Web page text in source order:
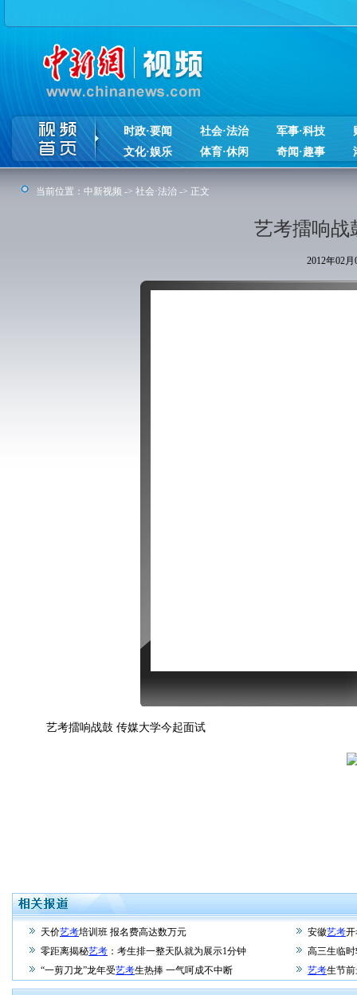
时政·要闻 社会·法治 军事·科技
文化·娱乐
体育·休闲 奇闻·趣事
当前位置： 中新视频 -> 社会·法治 -> 正文
艺考擂响战
2012年02
艺考擂响战鼓 传媒大学今起面试
天价艺考培训班 报名费高达数万元 安徽艺考
零距离揭秘艺考 ：考生排一整天队就为展示1分钟
高三生临
“一剪刀龙”龙年受艺考生热捧 一气呵成不中断 艺考生节